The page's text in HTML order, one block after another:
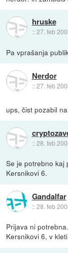
hruske
::27. feb
Pa vprašanja
Nerdor
::27. feb
ups, čist pozabil
::28. feb
Se je potrebno kaj
Kersnikovi 6.
Gandalfar
::28. feb
Prijava ni
Kersnikovi 6, v